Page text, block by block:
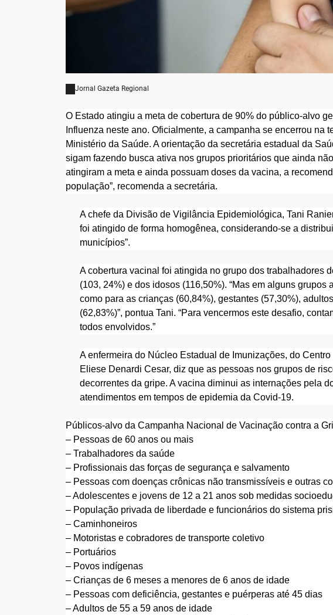
Jornal Gazeta Regional
O Estado atingiu a meta de cobertura de 90% do público-alvo
Influenza neste ano. Oficialmente, a campanha se encerrou na
Ministério da Saúde. A orientação da secretária estadual da
sigam fazendo busca ativa nos grupos prioritários que ainda
atingiram a meta e ainda possuam doses da vacina, a
população”, recomenda a secretária.
A chefe da Divisão de Vigilância Epidemiológica, Tani
foi atingido de forma homogênea, considerando-se a
municípios”.
A cobertura vacinal foi atingida no grupo dos trabalhadores
(103, 24%) e dos idosos (116,50%). “Mas em alguns
como para as crianças (60,84%), gestantes (57,30%),
(62,83%)”, pontua Tani. “Para vencermos este desafio,
todos envolvidos.”
A enfermeira do Núcleo Estadual de Imunizações, do
Eliese Denardi Cesar, diz que as pessoas nos grupos de
decorrentes da gripe. A vacina diminui as internações pela
atendimentos em tempos de epidemia da Covid-19.
Públicos-alvo da Campanha Nacional de Vacinação contra a
– Pessoas de 60 anos ou mais
– Trabalhadores da saúde
– Profissionais das forças de segurança e salvamento
– Pessoas com doenças crônicas não transmissíveis e outras
– Adolescentes e jovens de 12 a 21 anos sob medidas
– População privada de liberdade e funcionários do sistema
– Caminhoneiros
– Motoristas e cobradores de transporte coletivo
– Portuários
– Povos indígenas
– Crianças de 6 meses a menores de 6 anos de idade
– Pessoas com deficiência, gestantes e puérperas até 45 dias
– Adultos de 55 a 59 anos de idade